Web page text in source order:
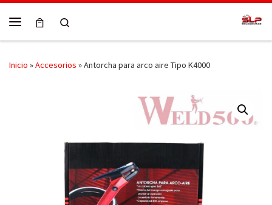
Skip to content
Inicio »Accesorios »Antorcha para arco aire Tipo K4000